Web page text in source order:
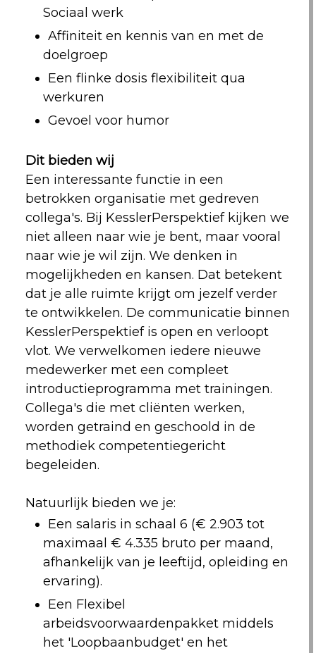
Sociaal werk
Affiniteit en kennis van en met de
doelgroep
Een flinke dosis flexibiliteit qua
werkuren
Gevoel voor humor
Dit bieden wij
Een interessante functie in een
betrokken organisatie met gedreven
collega's. Bij KesslerPerspektief kijken we
niet alleen naar wie je bent, maar vooral
naar wie je wil zijn. We denken in
mogelijkheden en kansen. Dat betekent
dat je alle ruimte krijgt om jezelf verder
te ontwikkelen. De communicatie binnen
KesslerPerspektief is open en verloopt
vlot. We verwelkomen iedere nieuwe
medewerker met een compleet
introductieprogramma met trainingen.
Collega's die met cliënten werken,
worden getraind en geschoold in de
methodiek competentiegericht
begeleiden.
Natuurlijk bieden we je:
Een salaris in schaal 6 (€ 2.903 tot
maximaal € 4.335 bruto per maand,
afhankelijk van je leeftijd, opleiding en
ervaring).
Een Flexibel
arbeidsvoorwaardenpakket middels
het 'Loopbaanbudget' en het